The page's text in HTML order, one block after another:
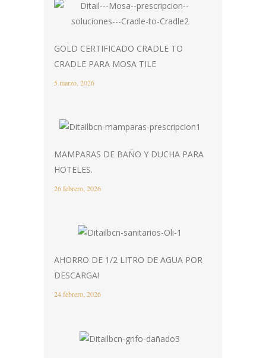
GOLD CERTIFICADO CRADLE TO
CRADLE PARA MOSA TILE
5 marzo, 2026
MAMPARAS DE BAÑO Y DUCHA PARA
HOTELES.
26 febrero, 2026
AHORRO DE 1/2 LITRO DE AGUA POR
DESCARGA!
24 febrero, 2026